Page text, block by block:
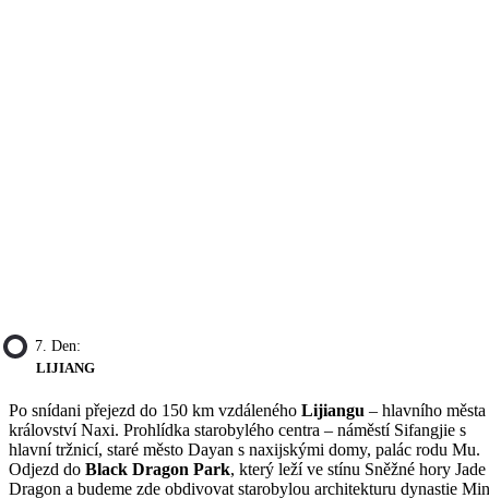
7. Den:
LIJIANG
Po snídani přejezd do 150 km vzdáleného Lijiangu – hlavního města
království Naxi. Prohlídka starobylého centra – náměstí Sifangjie s
hlavní tržnicí, staré město Dayan s naxijskými domy, palác rodu Mu.
Odjezd do Black Dragon Park, který leží ve stínu Sněžné hory Jade
Dragon a budeme zde obdivovat starobylou architekturu dynastie